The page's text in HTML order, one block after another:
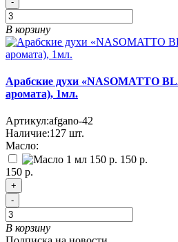
В корзину
Арабские духи «NASOMATTO
аромата), 1мл.
Артикул:afgano-42
Наличие:127 шт.
Масло:
150 р.
150 р.
+
-
В корзину